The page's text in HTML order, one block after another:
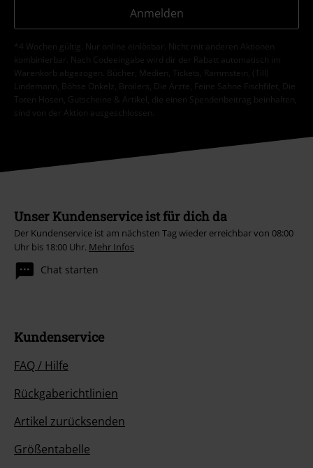
Anmelden
*4 Wochen gültig. Nur online einlösbar. Nicht mit anderen Aktionen
kombinierbar. Nach Codeeingabe wird dir der Rabatt automatisch im
Warenkorb abgezogen. Bücher, Medien, Tickets, Rammstein, (Till)
Lindemann, Böhse Onkelz, Broilers, Die Ärzte, Feine Sahne Fischfilet, Die
Toten Hosen, Gutscheine & Artikel, die einen Spendenbeitrag beinhalten,
sind von der Aktion ausgeschlossen.
Unser Kundenservice ist für dich da
Der Kundenservice ist am nächsten Tag wieder erreichbar von 08:00
Uhr bis 18:00 Uhr. Mehr Infos
Chat starten
Kundenservice
FAQ / Hilfe
Rückgaberichtlinien
Artikel zurücksenden
Größentabelle